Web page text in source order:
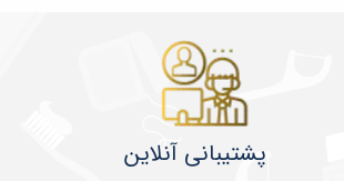
پشتیبانی آنلاین